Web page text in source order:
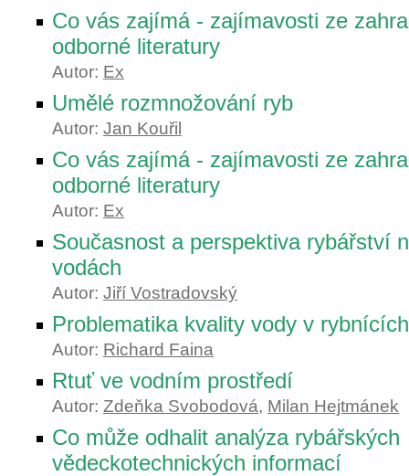
Co vás zajímá - zajímavosti ze
odborné literatury
Autor: Ex
Umělé rozmnožování ryb
Autor: Jan Kouřil
Co vás zajímá - zajímavosti ze
odborné literatury
Autor: Ex
Současnost a perspektiva rybářství
vodách
Autor: Jiří Vostradovský
Problematika kvality vody v rybnících
Autor: Richard Faina
Rtuť ve vodním prostředí
Autor: Zdeňka Svobodová, Milan Hejtmánek
Co může odhalit analýza rybářských
vědeckotechnických informací